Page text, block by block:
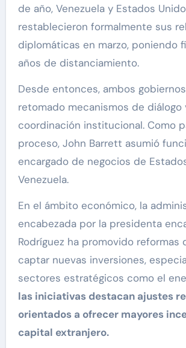
de año, Venezuela y Estados
restablecieron formalmente sus
diplomáticas en marzo, poniendo
años de distanciamiento.
Desde entonces, ambos
retomado mecanismos de diálogo
coordinación institucional. Como
proceso, John Barrett asumió
encargado de negocios de
Venezuela.
En el ámbito económico, la
encabezada por la presidenta
Rodríguez ha promovido reformas
captar nuevas inversiones,
sectores estratégicos como el
las iniciativas destacan ajustes
orientados a ofrecer mayores
capital extranjero.